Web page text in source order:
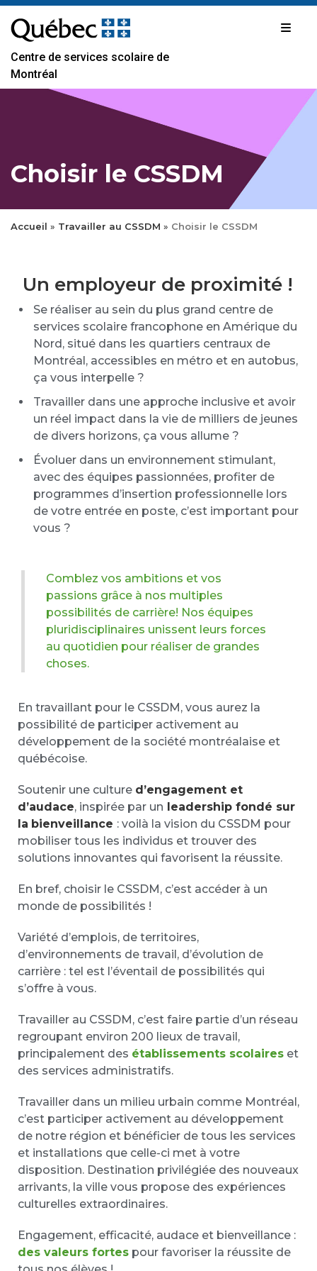
au
contenu
Centre de services scolaire de
Montréal
Choisir le CSSDM
Accueil » Travailler au CSSDM » Choisir le CSSDM
Un employeur de proximité !
Se réaliser au sein du plus grand centre de
services scolaire francophone en Amérique du
Nord, situé dans les quartiers centraux de
Montréal, accessibles en métro et en autobus,
ça vous interpelle ?
Travailler dans une approche inclusive et avoir
un réel impact dans la vie de milliers de jeunes
de divers horizons, ça vous allume ?
Évoluer dans un environnement stimulant,
avec des équipes passionnées, profiter de
programmes d’insertion professionnelle lors
de votre entrée en poste, c’est important pour
vous ?
Comblez vos ambitions et vos
passions grâce à nos multiples
possibilités de carrière! Nos équipes
pluridisciplinaires unissent leurs forces
au quotidien pour réaliser de grandes
choses.
En travaillant pour le CSSDM, vous aurez la
possibilité de participer activement au
développement de la société montréalaise et
québécoise.
Soutenir une culture d’engagement et
d’audace, inspirée par un leadership fondé sur
la bienveillance : voilà la vision du CSSDM pour
mobiliser tous les individus et trouver des
solutions innovantes qui favorisent la réussite.
En bref, choisir le CSSDM, c’est accéder à un
monde de possibilités !
Variété d’emplois, de territoires,
d’environnements de travail, d’évolution de
carrière : tel est l’éventail de possibilités qui
s’offre à vous.
Travailler au CSSDM, c’est faire partie d’un réseau
regroupant environ 200 lieux de travail,
principalement des établissements scolaires et
des services administratifs.
Travailler dans un milieu urbain comme Montréal,
c’est participer activement au développement
de notre région et bénéficier de tous les services
et installations que celle-ci met à votre
disposition. Destination privilégiée des nouveaux
arrivants, la ville vous propose des expériences
culturelles extraordinaires.
Engagement, efficacité, audace et bienveillance :
des valeurs fortes pour favoriser la réussite de